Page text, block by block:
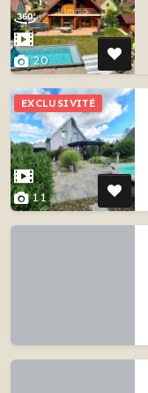
20
11
EXCLUSIVITÉ